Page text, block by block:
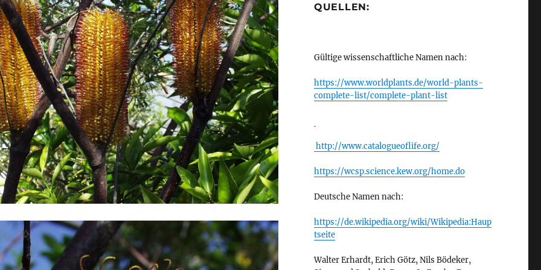
QUELLEN:
Gültige wissenschaftliche Namen nach:
https://www.worldplants.de/world-plants-
complete-list/complete-plant-list
http://www.catalogueoflife.org/
https://wcsp.science.kew.org/home.do
Deutsche Namen nach:
https://de.wikipedia.org/wiki/Wikipedia:Haup
tseite
Walter Erhardt, Erich Götz, Nils Bödeker,